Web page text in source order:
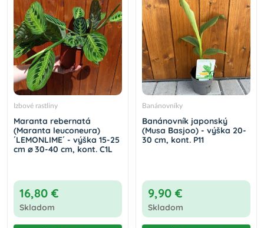
Izbové rastliny
Maranta rebernatá
(Maranta leuconeura)
´LEMONLIME´ - výška 15-25
cm ⌀ 30-40 cm, kont. C1L
16,80 €
Skladom
Banánovníky
Banánovník japonský
(Musa Basjoo) - výška 20-
30 cm, kont. P11
9,90 €
Skladom